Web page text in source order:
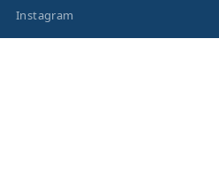
Instagram